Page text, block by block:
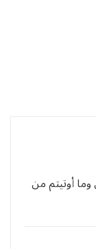
أوتيتم من